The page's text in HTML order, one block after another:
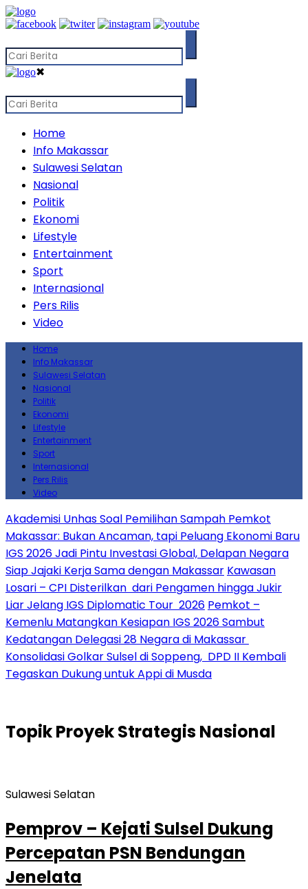
✖
Home
Info Makassar
Sulawesi Selatan
Nasional
Politik
Ekonomi
Lifestyle
Entertainment
Sport
Internasional
Pers Rilis
Video
Home
Info Makassar
Sulawesi Selatan
Nasional
Politik
Ekonomi
Lifestyle
Entertainment
Sport
Internasional
Pers Rilis
Video
Akademisi Unhas Soal Pemilihan Sampah Pemkot
Makassar: Bukan Ancaman, tapi Peluang Ekonomi Baru
IGS 2026 Jadi Pintu Investasi Global, Delapan Negara
Siap Jajaki Kerja Sama dengan Makassar Kawasan
Losari – CPI Disterilkan dari Pengamen hingga Jukir
Liar Jelang IGS Diplomatic Tour 2026 Pemkot –
Kemenlu Matangkan Kesiapan IGS 2026 Sambut
Kedatangan Delegasi 28 Negara di Makassar
Konsolidasi Golkar Sulsel di Soppeng, DPD II Kembali
Tegaskan Dukung untuk Appi di Musda
TopikProyek Strategis Nasional
Sulawesi Selatan
Pemprov – Kejati Sulsel Dukung
Percepatan PSN Bendungan
Jenelata